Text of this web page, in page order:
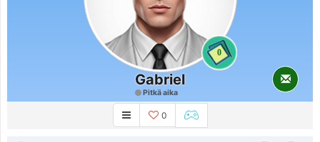
0
Gabriel
Pitkä aika
0